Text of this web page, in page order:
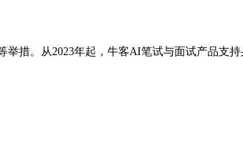
措。从2023年起，牛客AI笔试与面试产品支